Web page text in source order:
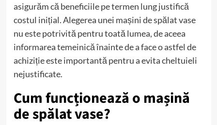
asigurăm că beneficiile pe termen lung justifică
costul inițial. Alegerea unei mașini de spălat vase
nu este potrivită pentru toată lumea, de aceea
informarea temeinică înainte de a face o astfel de
achiziție este importantă pentru a evita cheltuieli
nejustificate.
Cum funcționează o mașină
de spălat vase?